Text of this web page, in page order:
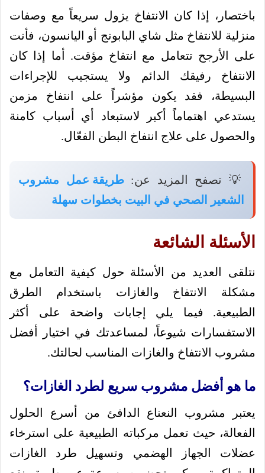
باختصار، إذا كان الانتفاخ يزول سريعاً مع وصفات
منزلية للانتفاخ مثل شاي البابونج أو اليانسون، فأنت
على الأرجح تتعامل مع انتفاخ مؤقت. أما إذا كان
الانتفاخ رفيقك الدائم ولا يستجيب للإجراءات
البسيطة، فقد يكون مؤشراً على انتفاخ مزمن
يستدعي اهتماماً أكبر لاستبعاد أي أسباب كامنة
والحصول على علاج انتفاخ البطن الفعّال.
💡 تصفح المزيد عن:طريقة عمل مشروب
الشعير الصحي في البيت بخطوات سهلة
الأسئلة الشائعة
نتلقى العديد من الأسئلة حول كيفية التعامل مع
مشكلة الانتفاخ والغازات باستخدام الطرق
الطبيعية. فيما يلي إجابات واضحة على أكثر
الاستفسارات شيوعاً، لمساعدتك في اختيار أفضل
مشروب الانتفاخ والغازات المناسب لحالتك.
ما هو أفضل مشروب سريع لطرد الغازات؟
يعتبر مشروب النعناع الدافئ من أسرع الحلول
الفعالة، حيث تعمل مركباته الطبيعية على استرخاء
عضلات الجهاز الهضمي وتسهيل طرد الغازات